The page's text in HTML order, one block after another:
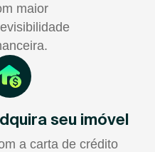
maior
seu imóvel
a carta de crédito